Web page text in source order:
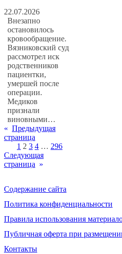
22.07.2026
Внезапно
остановилось
кровообращение.
Вязниковский суд
рассмотрел иск
родственников
пациентки,
умершей после
операции.
Медиков
признали
виновными…
« Предыдущая
страница
1 2 3 4 … 296
Следующая
страница »
Содержание сайта
Политика конфиденциальности
Правила использования
Публичная оферта при
Контакты